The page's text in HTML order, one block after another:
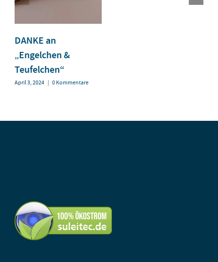
DANKE an
„Engelchen &
Teufelchen“
April 3, 2024 | 0 Kommentare